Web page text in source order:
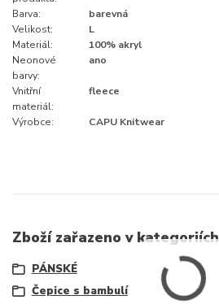
Barva:
barevná
Velikost:
L
Materiál:
100% akryl
Neonové
barvy:
ano
Vnitřní
materiál:
fleece
Výrobce: CAPU Knitwear
Zboží zařazeno v kategoriích
PÁNSKÉ
Čepice s bambulí